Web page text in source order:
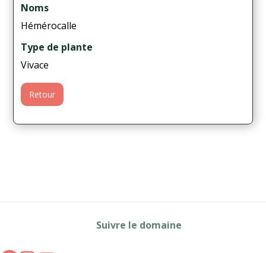
Noms
Hémérocalle
Type de plante
Vivace
Retour
Suivre le domaine